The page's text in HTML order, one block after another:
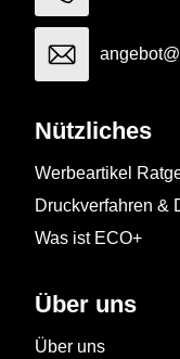
Nützliches
Werbeartikel
Druckverfahren &
Was ist ECO+
Über uns
Über uns